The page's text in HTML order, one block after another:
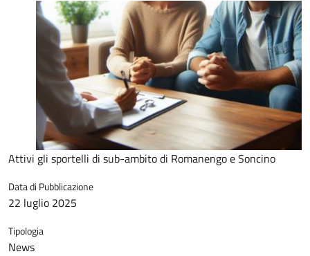
Attivi gli sportelli di sub-ambito di Romanengo e Soncino
Data di Pubblicazione
22 luglio 2025
Tipologia
News